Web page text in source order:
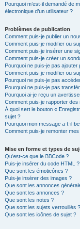
Pourquoi m’est-il demandé de
électronique d’un utilisateur ?
Problèmes de publication
Comment puis-je publier un
Comment puis-je modifier ou
Comment puis-je insérer une
Comment puis-je créer un
Pourquoi ne puis-je pas ajouter
Comment puis-je modifier ou
Pourquoi ne puis-je pas
Pourquoi ne puis-je pas
Pourquoi ai-je reçu un
Comment puis-je rapporter
À quoi sert le bouton «
sujet ?
Pourquoi mon message a-t-il
Comment puis-je remonter
Mise en forme et types de
Qu’est-ce que le BBCode ?
Puis-je insérer du code HTML ?
Que sont les émoticônes ?
Puis-je insérer des images ?
Que sont les annonces
Que sont les annonces ?
Que sont les notes ?
Que sont les sujets verrouillés ?
Que sont les icônes de sujet ?